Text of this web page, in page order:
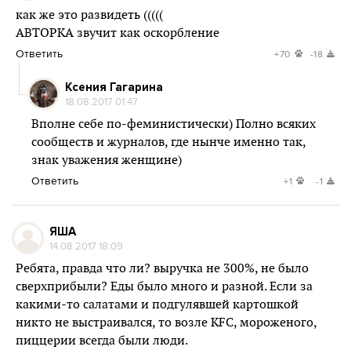
как же это развидеть (((((
АВТОРКА звучит как оскорбление
Ответить +70 -18
Ксения Гагарина
18.08.2017 01:47
Вполне себе по-феминистически) Полно всяких
сообществ и журналов, где нынче именно так,
знак уважения женщине)
Ответить +1 -1
ЯША
14.08.2017 18:09
Ребята, правда что ли? выручка не 300%, не было
сверхприбыли? Еды было много и разной. Если за
какими-то салатами и подгулявшей картошкой
никто не выстраивался, то возле KFC, мороженого,
пиццерии всегда были люди.